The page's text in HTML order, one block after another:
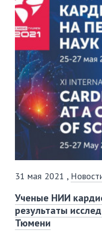
31 мая 2021 ,
Ученые НИИ
результаты
Тюмени